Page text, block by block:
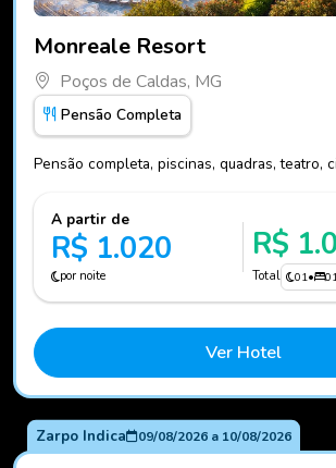
Monreale Resort
Poços de Caldas, MG
Pensão Completa
Pensão completa, piscinas, quadras, teatro,
A partir de
R$ 1.020
por noite
R$
Total 01•
Ver Hotel
Zarpo Indica 09/08/2026a 10/08/2026